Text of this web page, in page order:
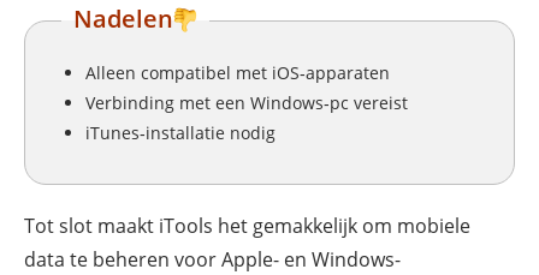
Nadelen
Alleen compatibel met iOS‑apparaten
Verbinding met een Windows‑pc vereist
iTunes‑installatie nodig
Tot slot maakt iTools het gemakkelijk om mobiele
data te beheren voor Apple- en Windows-